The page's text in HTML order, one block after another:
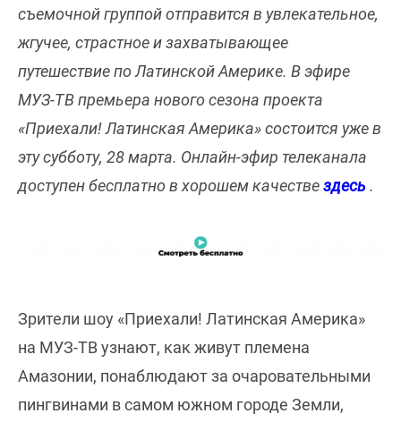
съемочной группой отправится в увлекательное,
жгучее, страстное и захватывающее
путешествие по Латинской Америке. В эфире
МУЗ-ТВ премьера нового сезона проекта
«Приехали! Латинская Америка» состоится уже в
эту субботу, 28 марта. Онлайн-эфир телеканала
доступен бесплатно в хорошем качествездесь .
Зрители шоу «Приехали! Латинская Америка»
на МУЗ-ТВ узнают, как живут племена
Амазонии, понаблюдают за очаровательными
пингвинами в самом южном городе Земли,